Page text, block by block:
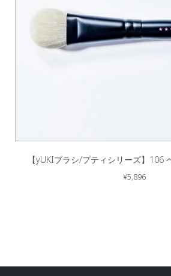
【yUKIブラシ/プティシリーズ】106
¥5,896